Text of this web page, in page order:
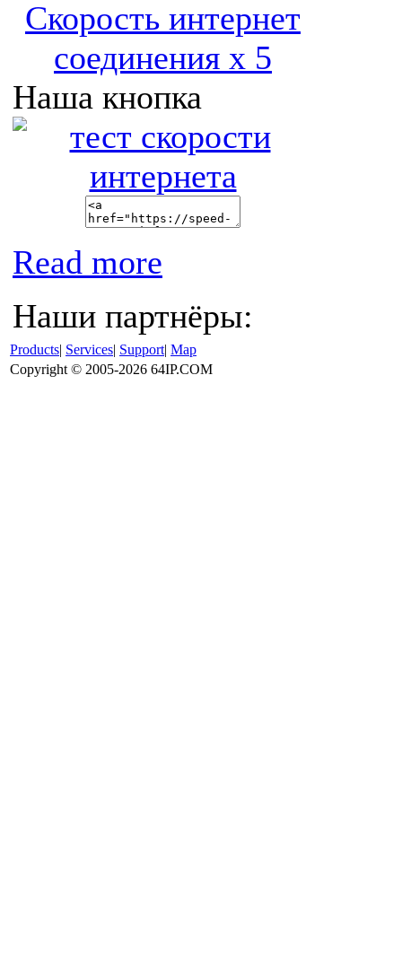
Скорость интернет
соединения x 5
Наша кнопка
Read more
Наши партнёры:
Products| Services| Support| Map
Copyright © 2005-2026 64IP.COM